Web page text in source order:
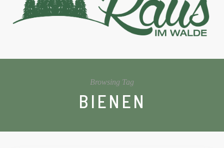
Browsing Tag
BIENEN